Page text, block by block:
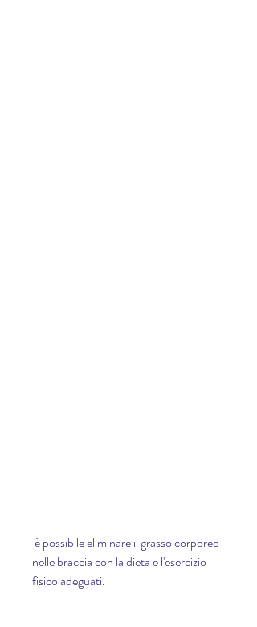
nelle braccia con la dieta e l'esercizio
fisico adeguati.